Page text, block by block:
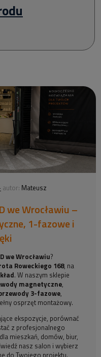
autor: Mateusz
we Wrocławiu –
1-fazowe i
we Wrocławiu?
Roweckiego 168, na
. W naszym sklepie
magnetyczne,
3-fazowe,
osprzęt montażowy.
ekspozycje, porównać
z profesjonalnego
mieszkań, domów, biur,
nasz salon i wybierz